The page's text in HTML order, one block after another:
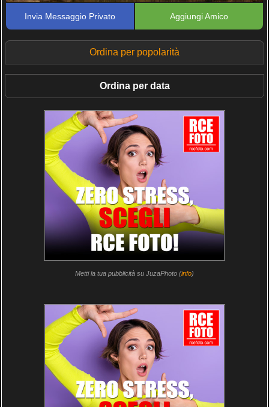
Invia Messaggio Privato Aggiungi Amico
Ordina per popolarità
Ordina per data
Metti la tua pubblicità su JuzaPhoto (info)